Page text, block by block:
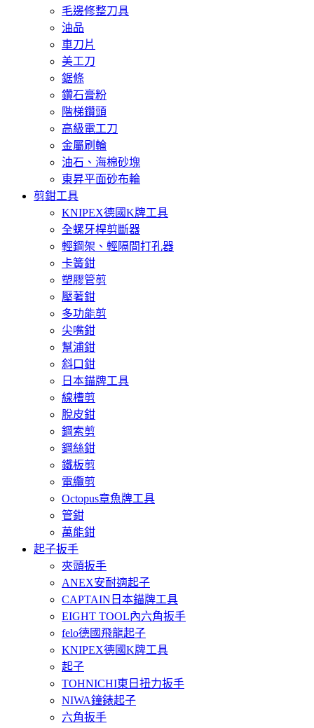
毛邊修整刀具
油品
車刀片
美工刀
鋸條
鑽石膏粉
階梯鑽頭
高級電工刀
金屬刷輪
油石、海棉砂塊
東昇平面砂布輪
剪鉗工具
KNIPEX德國K牌工具
全螺牙桿剪斷器
輕鋼架、輕隔間打孔器
卡簧鉗
塑膠管剪
壓著鉗
多功能剪
尖嘴鉗
幫浦鉗
斜口鉗
日本錨牌工具
線槽剪
脫皮鉗
鋼索剪
鋼絲鉗
鐵板剪
電纜剪
Octopus章魚牌工具
管鉗
萬能鉗
起子扳手
夾頭扳手
ANEX安耐適起子
CAPTAIN日本錨牌工具
EIGHT TOOL內六角扳手
felo德國飛龍起子
KNIPEX德國K牌工具
起子
TOHNICHI東日扭力扳手
NIWA鐘錶起子
六角扳手